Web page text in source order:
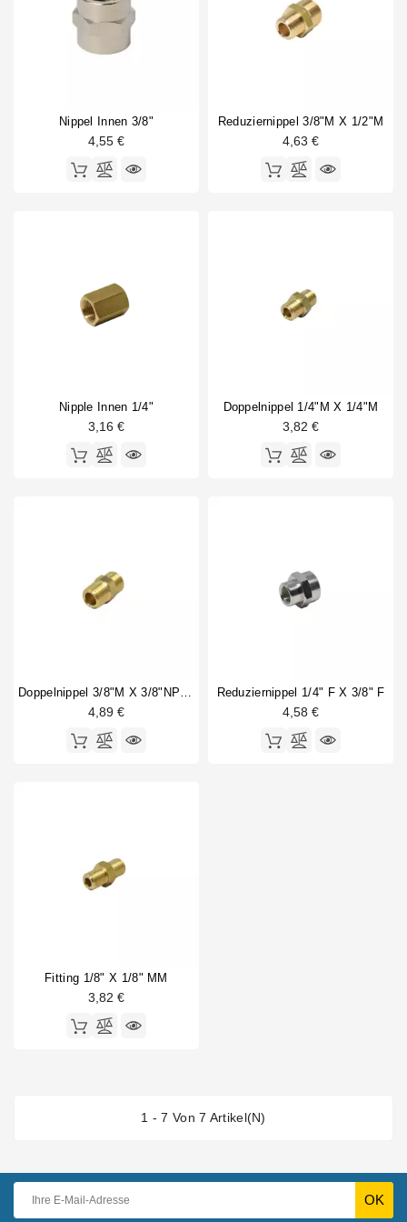
Nippel Innen 3/8"
4,55 €
Reduziernippel 3/8"M X 1/2"M
4,63 €
Nipple Innen 1/4"
3,16 €
Doppelnippel 1/4"M X 1/4"M
3,82 €
4,89 €
Reduziernippel 1/4" F X 3/8" F
4,58 €
Fitting 1/8" X 1/8" MM
3,82 €
1 - 7 Von 7 Artikel(n)